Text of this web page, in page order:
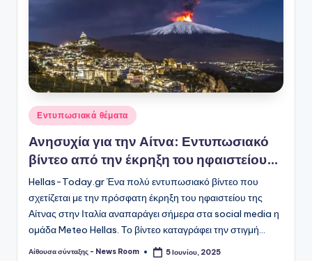
Αναρτήθηκε
σε
Εντυπωσιακά θέματα
Ανησυχία για την Αίτνα: Εντυπωσιακό
βίντεο από την έκρηξη του ηφαιστείου…
Hellas-Today.gr Ένα πολύ εντυπωσιακό βίντεο που
σχετίζεται με την πρόσφατη έκρηξη του ηφαιστείου της
Αίτνας στην Ιταλία αναπαράγει σήμερα στα social media η
ομάδα Meteo Hellas. Το βίντεο καταγράφει την στιγμή…
Συγγραφέας:
Αίθουσα σύνταξης - News Room 5 Ιουνίου, 2025